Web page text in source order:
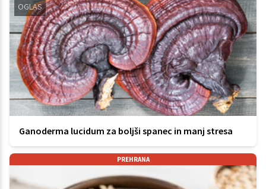
OGLAS
Ganoderma lucidum za boljši spanec in manj stresa
PREHRANA